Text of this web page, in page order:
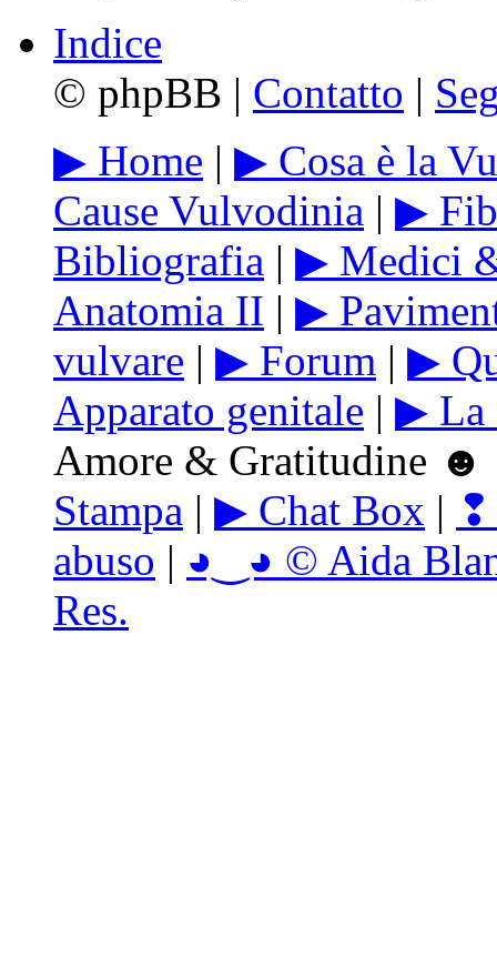
Indice
© phpBB | Contatto |
▶ Home | ▶ Cosa è la
Cause Vulvodinia | ▶
Bibliografia | ▶ Medici
Anatomia II | ▶
vulvare | ▶ Forum | ▶
Apparato genitale | ▶ La
Amore & Gratitudine
Stampa | ▶ Chat Box | ❢
abuso | ◕‿◕ © Aida
Res.